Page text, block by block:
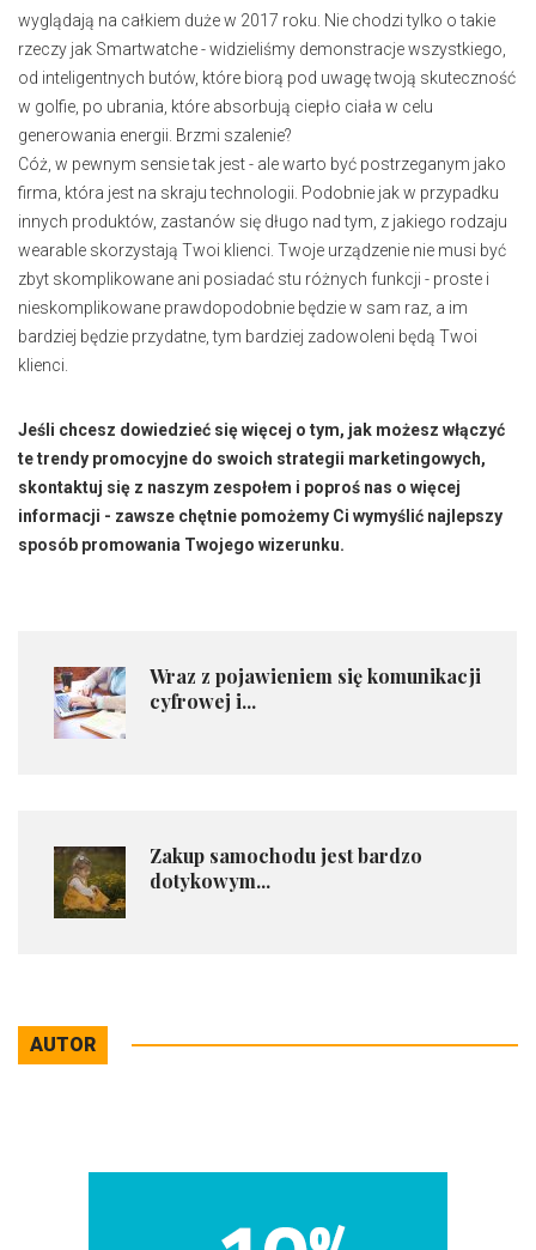
wyglądają na całkiem duże w 2017 roku. Nie chodzi tylko o takie
rzeczy jak Smartwatche - widzieliśmy demonstracje wszystkiego,
od inteligentnych butów, które biorą pod uwagę twoją skuteczność
w golfie, po ubrania, które absorbują ciepło ciała w celu
generowania energii. Brzmi szalenie?
Cóż, w pewnym sensie tak jest - ale warto być postrzeganym jako
firma, która jest na skraju technologii. Podobnie jak w przypadku
innych produktów, zastanów się długo nad tym, z jakiego rodzaju
wearable skorzystają Twoi klienci. Twoje urządzenie nie musi być
zbyt skomplikowane ani posiadać stu różnych funkcji - proste i
nieskomplikowane prawdopodobnie będzie w sam raz, a im
bardziej będzie przydatne, tym bardziej zadowoleni będą Twoi
klienci.
Jeśli chcesz dowiedzieć się więcej o tym, jak możesz włączyć
te trendy promocyjne do swoich strategii marketingowych,
skontaktuj się z naszym zespołem i poproś nas o więcej
informacji - zawsze chętnie pomożemy Ci wymyślić najlepszy
sposób promowania Twojego wizerunku.
Wraz z pojawieniem się komunikacji
cyfrowej i...
Zakup samochodu jest bardzo
dotykowym...
AUTOR